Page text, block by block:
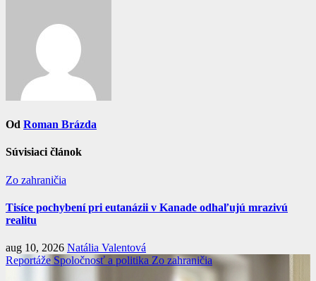
Od Roman Brázda
Súvisiaci článok
Zo zahraničia
Tisíce pochybení pri eutanázii v Kanade odhaľujú mrazivú
realitu
aug 10, 2026 Natália Valentová
Reportáže Spoločnosť a politika Zo zahraničia